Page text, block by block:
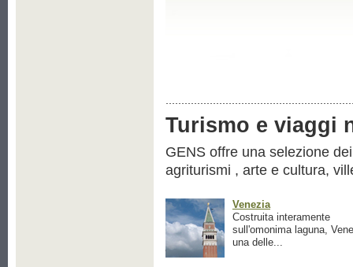
Turismo e viaggi
GENS offre una selezione
agriturismi , arte e cultura,
Venezia
Costruita interamente
sull'omonima laguna,
una delle...